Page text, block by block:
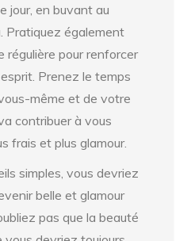
jour, en buvant au
Pratiquez également
régulière pour renforcer
Prenez le temps
même et de votre
contribuer à vous
frais et plus glamour.
simples, vous devriez
belle et glamour
pas que la beauté